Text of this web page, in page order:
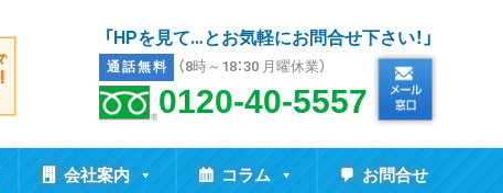
「HPを見て…とお気軽にお問合せ下さい！」
通話無料 （8時～18：30 月曜休業）
0120-40-5557
会社案内 コラム お問合せ